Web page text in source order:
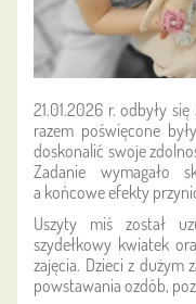
21.01.2026 r. odbyły
razem poświęcone były
doskonalić swoje
Zadanie wymagało
a końcowe efekty
Uszyty miś został
szydełkowy kwiatek
zajęcia. Dzieci z dużym
powstawania ozdób,